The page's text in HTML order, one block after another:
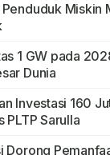
Penduduk Miskin
1 GW pada
Dunia
Investasi 160
PLTP Sarulla
Dorong